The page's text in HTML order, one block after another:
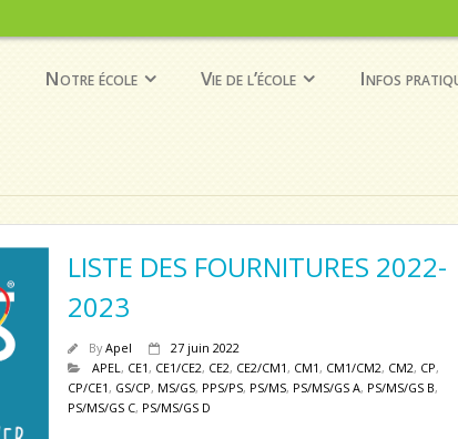
Notre école Vie de l’école Infos
LISTE DES FOURNITURES 2022-
2023
ByApel
27 juin 2022
APEL, CE1, CE1/CE2, CE2, CE2/CM1, CM1, CM1/CM2, CM2, CP,
CP/CE1, GS/CP, MS/GS, PPS/PS, PS/MS, PS/MS/GS A, PS/MS/GS B,
PS/MS/GS C, PS/MS/GS D